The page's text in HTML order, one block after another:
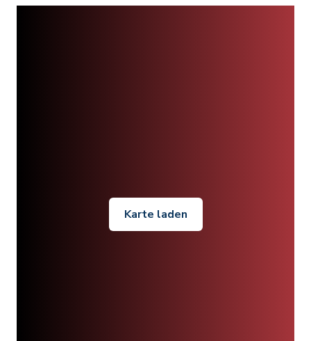
Karte laden